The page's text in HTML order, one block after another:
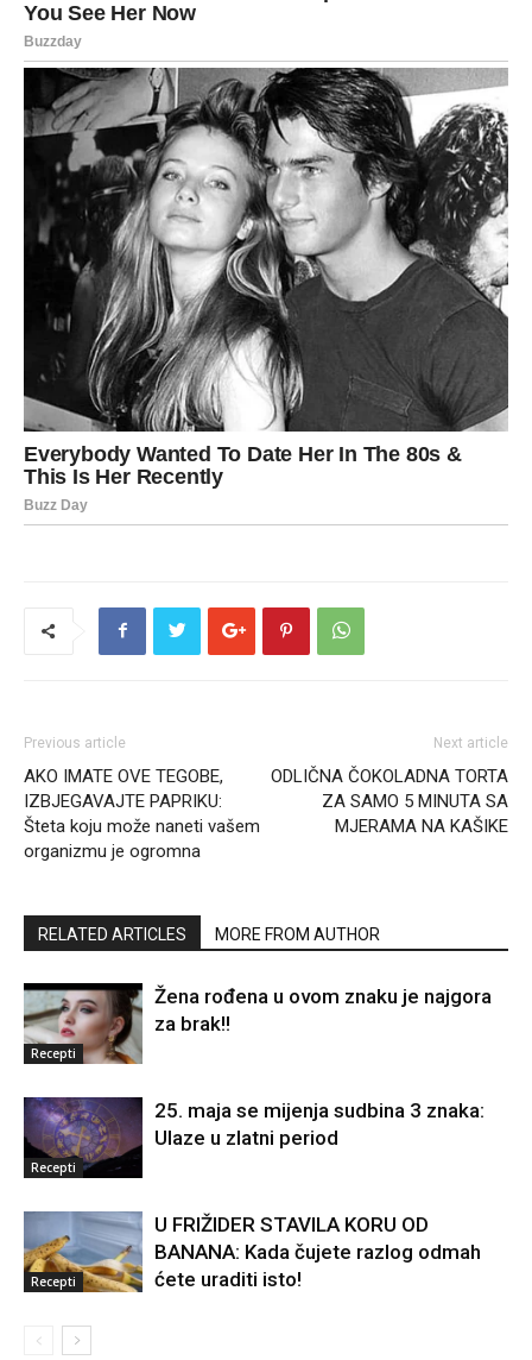
Previous article
AKO IMATE OVE TEGOBE,
IZBJEGAVAJTE PAPRIKU:
Šteta koju može naneti vašem
organizmu je ogromna
Next article
ODLIČNA ČOKOLADNA TORTA
ZA SAMO 5 MINUTA SA
MJERAMA NA KAŠIKE
RELATED ARTICLES MORE FROM AUTHOR
Recepti
Žena rođena u ovom znaku je najgora
za brak!!
Recepti
25. maja se mijenja sudbina 3 znaka:
Ulaze u zlatni period
Recepti
U FRIŽIDER STAVILA KORU OD
BANANA: Kada čujete razlog odmah
ćete uraditi isto!